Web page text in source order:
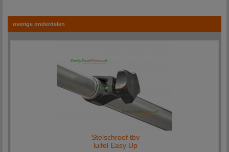
overige onderdelen
Stelschroef tbv
luifel Easy Up